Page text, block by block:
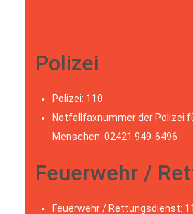
Polizei
Polizei: 110
Notfallfaxnummer der Polizei
Menschen: 02421 949-6496
Feuerwehr /
Feuerwehr / Rettungsdienst: